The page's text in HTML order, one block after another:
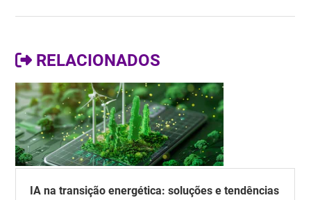
RELACIONADOS
IA na transição energética: soluções e tendências